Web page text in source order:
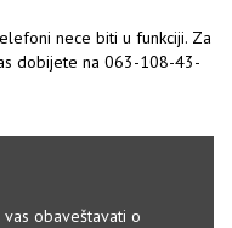
nece biti u funkciji. Za
dobijete na 063-108-43-
obaveštavati o